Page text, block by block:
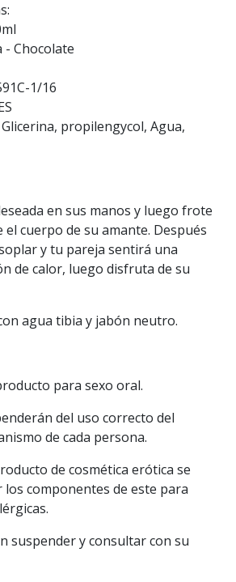
- Chocolate
1/16
propilengycol, Agua,
en sus manos y luego frote
el cuerpo de su amante. Después
y tu pareja sentirá una
de calor, luego disfruta de su
agua tibia y jabón neutro.
para sexo oral.
del uso correcto del
de cada persona.
de cosmética erótica se
los componentes de este para
suspender y consultar con su